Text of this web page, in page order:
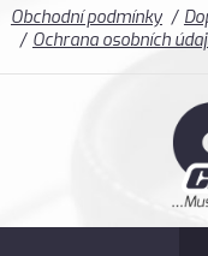
Obchodní podmínky
Ochrana osobních